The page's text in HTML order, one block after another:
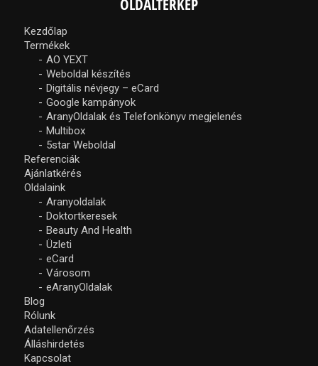
OLDALTÉRKÉP
Kezdőlap
Termékek
AO YEXT
Weboldal készítés
Digitális névjegy – eCard
Google kampányok
AranyOldalak és Telefonkönyv megjelenés
Multibox
5star Weboldal
Referenciák
Ajánlatkérés
Oldalaink
Aranyoldalak
Doktortkeresek
Beauty And Health
Üzleti
eCard
Városom
eAranyOldalak
Blog
Rólunk
Adatellenőrzés
Álláshirdetés
Kapcsolat